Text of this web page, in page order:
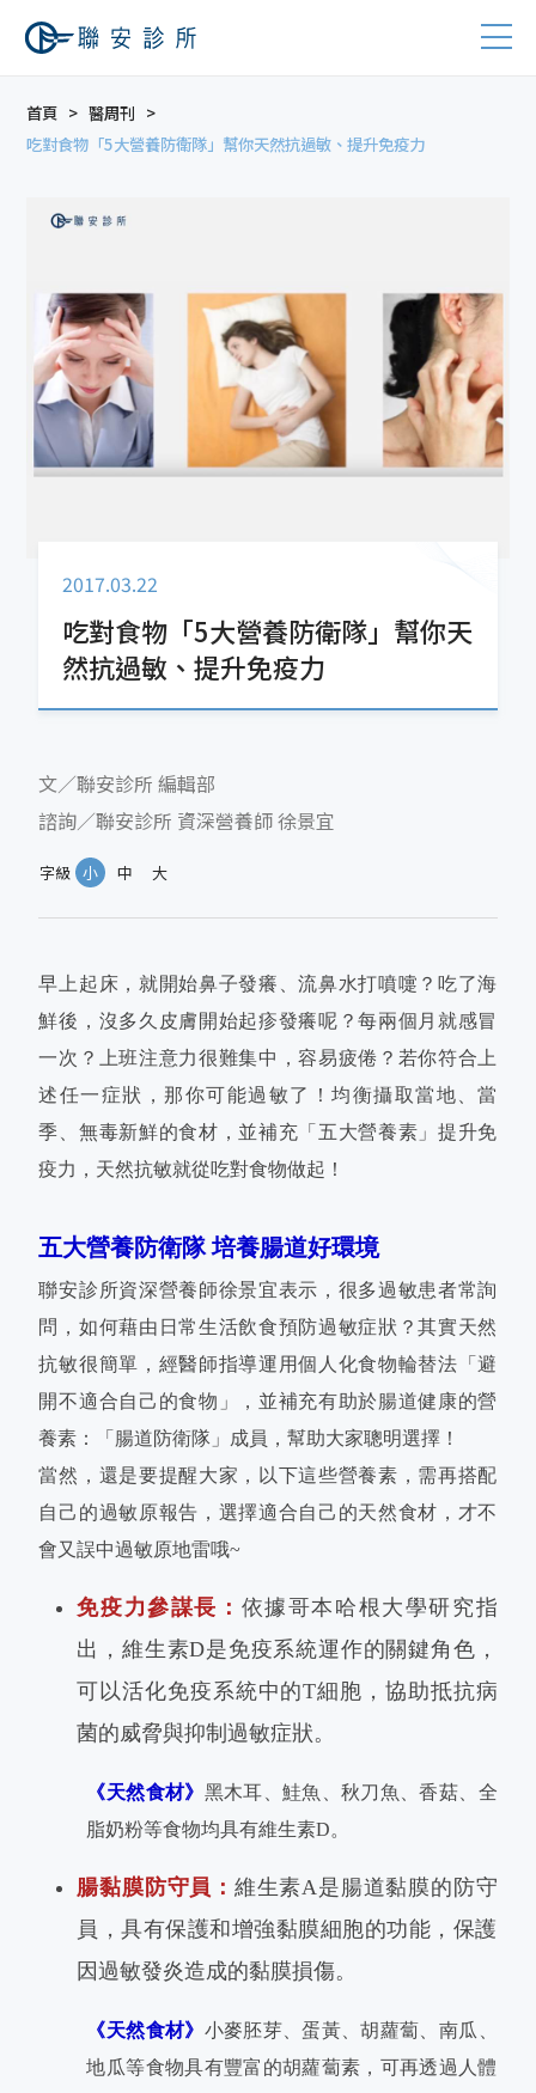
首頁
醫周刊
吃對食物「5大營養防衛隊」幫你天然抗過敏、提升免疫力
2017.03.22
吃對食物「5大營養防衛隊」幫你天
然抗過敏、提升免疫力
文／聯安診所 編輯部
諮詢／聯安診所 資深營養師 徐景宜
字級 小 中 大
早上起床，就開始鼻子發癢、流鼻水打噴嚏？吃了海
鮮後，沒多久皮膚開始起疹發癢呢？每兩個月就感冒
一次？上班注意力很難集中，容易疲倦？若你符合上
述任一症狀，那你可能過敏了！均衡攝取當地、當
季、無毒新鮮的食材，並補充「五大營養素」提升免
疫力，天然抗敏就從吃對食物做起！
五大營養防衛隊 培養腸道好環境
聯安診所資深營養師徐景宜表示，很多過敏患者常詢
問，如何藉由日常生活飲食預防過敏症狀？其實天然
抗敏很簡單，經醫師指導運用個人化食物輪替法「避
開不適合自己的食物」，並補充有助於腸道健康的營
養素：「腸道防衛隊」成員，幫助大家聰明選擇！
當然，還是要提醒大家，以下這些營養素，需再搭配
自己的過敏原報告，選擇適合自己的天然食材，才不
會又誤中過敏原地雷哦~
免疫力參謀長： 依據哥本哈根大學研究指
出，維生素D是免疫系統運作的關鍵角色，
可以活化免疫系統中的T細胞，協助抵抗病
菌的威脅與抑制過敏症狀。
《天然食材》 黑木耳、鮭魚、秋刀魚、香菇、全
脂奶粉等食物均具有維生素D。
腸黏膜防守員： 維生素A是腸道黏膜的防守
員，具有保護和增強黏膜細胞的功能，保護
因過敏發炎造成的黏膜損傷。
《天然食材》 小麥胚芽、蛋黃、胡蘿蔔、南瓜、
地瓜等食物具有豐富的胡蘿蔔素，可再透過人體